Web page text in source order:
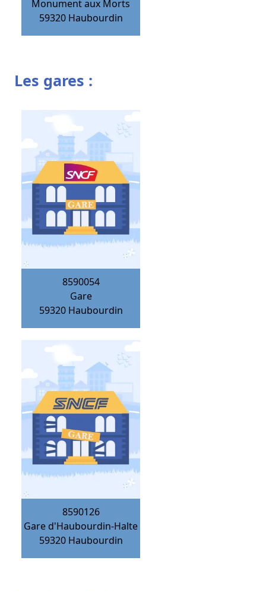
Monument aux Morts
59320 Haubourdin
Les gares :
8590054
Gare
59320 Haubourdin
8590126
Gare d'Haubourdin-Halte
59320 Haubourdin